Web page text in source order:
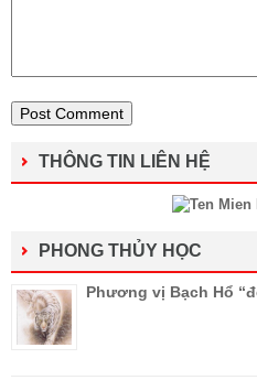
THÔNG TIN LIÊN HỆ
PHONG THỦY HỌC
Phương vị Bạch Hổ